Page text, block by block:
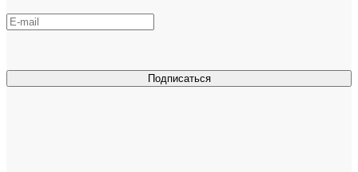
Подписаться